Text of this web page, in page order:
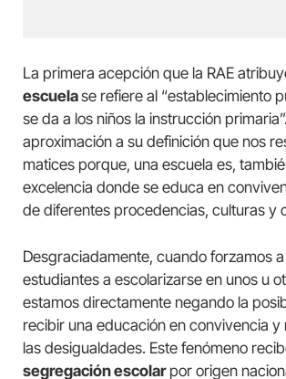
La primera acepción que la RAE
escuelase refiere al “establecimiento
se da a los niños la instrucción
aproximación a su definición que nos
matices porque, una escuela es,
excelencia donde se educa en
de diferentes procedencias, culturas y
Desgraciadamente, cuando forzamos
estudiantes a escolarizarse en unos u
estamos directamente negando la
recibir una educación en convivencia
las desigualdades. Este fenómeno
segregación escolarpor origen